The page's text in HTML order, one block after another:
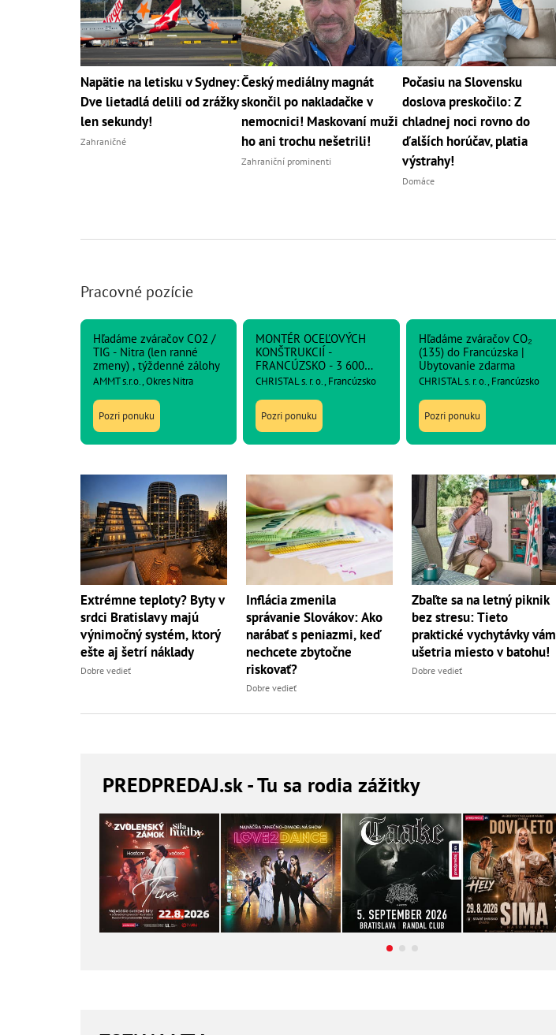
Napätie na letisku v Sydney:
Dve lietadlá delili od zrážky
len sekundy!
Zahraničné
Český mediálny magnát
skončil po nakladačke v
nemocnici! Maskovaní muži
ho ani trochu nešetrili!
Zahraniční prominenti
Počasiu na Slovensku
doslova preskočilo: Z
chladnej noci rovno do
ďalších horúčav, platia
výstrahy!
Domáce
Pracovné pozície
Hľadáme zváračov CO2 /
TIG - Nitra (len ranné
zmeny) , týždenné zálohy
AMMT s.r.o., Okres Nitra
Pozri ponuku
MONTÉR OCEĽOVÝCH
KONŠTRUKCIÍ -
FRANCÚZSKO - 3 600
netto
CHRISTAL s. r. o., Francúzsko
Pozri ponuku
Hľadáme zváračov CO₂
(135) do Francúzska |
Ubytovanie zdarma
CHRISTAL s. r. o., Francúzsko
Pozri ponuku
Extrémne teploty? Byty v
srdci Bratislavy majú
výnimočný systém, ktorý
ešte aj šetrí náklady
Dobre vedieť
Inflácia zmenila
správanie Slovákov: Ako
narábať s peniazmi, keď
nechcete zbytočne
riskovať?
Dobre vedieť
Zbaľte sa na letný piknik
bez stresu: Tieto
praktické vychytávky vám
ušetria miesto v batohu!
Dobre vedieť
PREDPREDAJ.sk - Tu sa rodia zážitky